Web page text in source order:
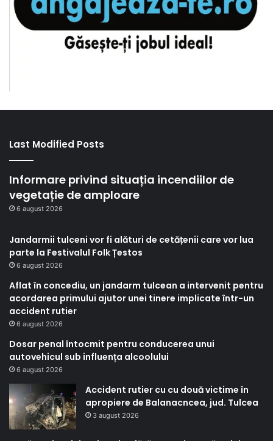
Last Modified Posts
Informare privind situația incendiilor de
vegetație de amploare
6 august 2026
Jandarmii tulceni vor fi alături de cetățenii care vor lua
parte la Festivalul Folk Țestos
6 august 2026
Aflat în concediu, un jandarm tulcean a intervenit pentru
acordarea primului ajutor unei tinere implicate într-un
accident rutier
6 august 2026
Dosar penal întocmit pentru conducerea unui
autovehicul sub influența alcoolului
6 august 2026
Accident rutier cu cu două victime în
apropiere de Balanacncea, jud. Tulcea
3 august 2026